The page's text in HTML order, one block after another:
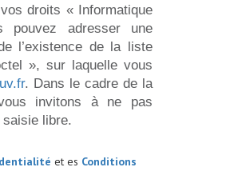
droits « Informatique
adresser une
l’existence de la liste
», sur laquelle vous
. Dans le cadre de la
invitons à ne pas
libre.
et es Conditions